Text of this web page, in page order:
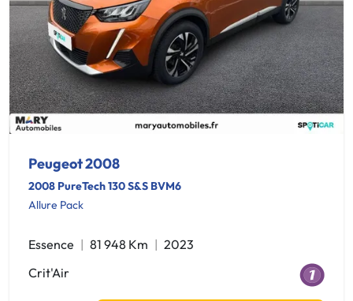
Peugeot 2008
2008 PureTech 130 S&S BVM6
Allure Pack
Essence 81 948 Km
2023
Crit'Air